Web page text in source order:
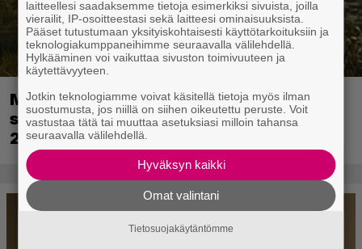
Metsästyssimulaattorin jatko-osa
saapuu ensi kuussa – Way of the Hunter
2 päivättiin
laitteellesi saadaksemme tietoja esimerkiksi sivuista, joilla
vierailit, IP-osoitteestasi sekä laitteesi ominaisuuksista.
Pääset tutustumaan yksityiskohtaisesti käyttötarkoituksiin ja
teknologiakumppaneihimme seuraavalla välilehdellä.
Hylkääminen voi vaikuttaa sivuston toimivuuteen ja
käytettävyyteen.
Jotkin teknologiamme voivat käsitellä tietoja myös ilman
suostumusta, jos niillä on siihen oikeutettu peruste. Voit
vastustaa tätä tai muuttaa asetuksiasi milloin tahansa
seuraavalla välilehdellä.
Hyväksyn kaikki
Omat valintani
Tietosuojakäytäntömme